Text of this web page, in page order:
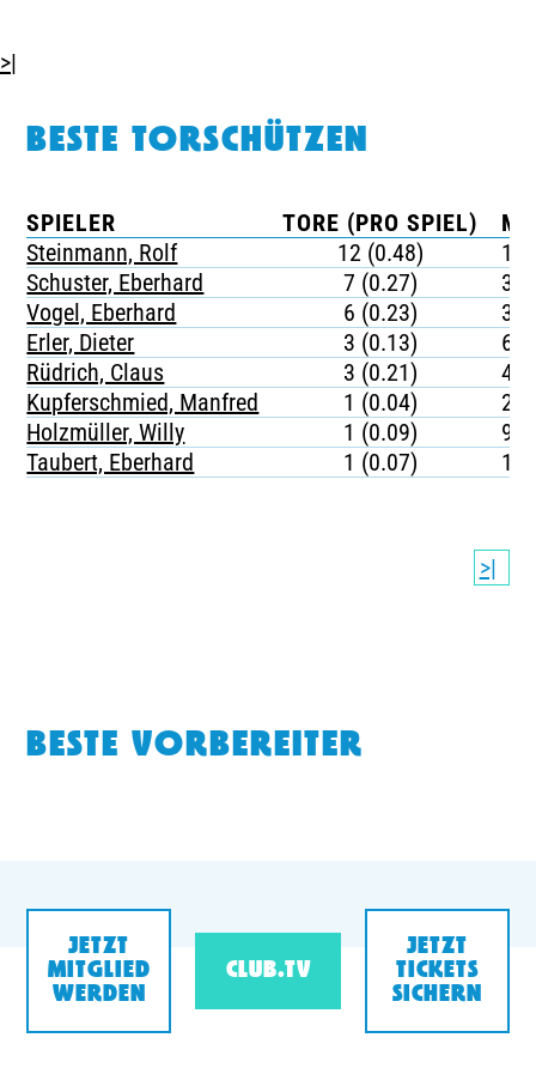
>|
BESTE TORSCHÜTZEN
SPIELER TORE (PRO SPIEL)
Steinmann, Rolf
12 (0.48)
Schuster, Eberhard
7 (0.27)
Vogel, Eberhard
6 (0.23)
Erler, Dieter
3 (0.13)
Rüdrich, Claus
3 (0.21)
Kupferschmied, Manfred
1 (0.04)
Holzmüller, Willy
1 (0.09)
Taubert, Eberhard
1 (0.07)
>|
BESTE VORBEREITER
JETZT
MITGLIED
WERDEN
CLUB.TV
JETZT
TICKETS
SICHERN